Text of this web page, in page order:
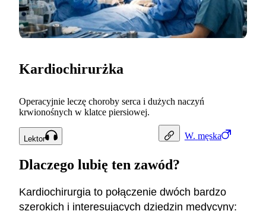
W. męska
Kardiochirurżka
Operacyjnie leczę choroby serca i dużych naczyń
krwionośnych w klatce piersiowej.
Lektor
Dlaczego lubię ten zawód?
Kardiochirurgia to połączenie dwóch bardzo
szerokich i interesujących dziedzin medycyny: